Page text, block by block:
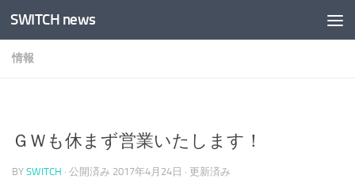
コンテンツへスキップ
SWITCH news
情報
ＧＷも休まず営業いたします！
BY SWITCH · 公開済み 2017年4月24日 · 更新済み